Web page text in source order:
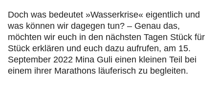
Doch was bedeutet »Wasserkrise« eigentlich und
was können wir dagegen tun? – Genau das,
möchten wir euch in den nächsten Tagen Stück für
Stück erklären und euch dazu aufrufen, am 15.
September 2022 Mina Guli einen kleinen Teil bei
einem ihrer Marathons läuferisch zu begleiten.